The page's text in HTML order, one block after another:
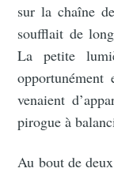
sur la chaîne
soufflait de
La petite
venaient
pirogue à
Au bout de